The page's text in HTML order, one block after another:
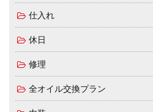
仕入れ
休日
修理
全オイル交換プラン